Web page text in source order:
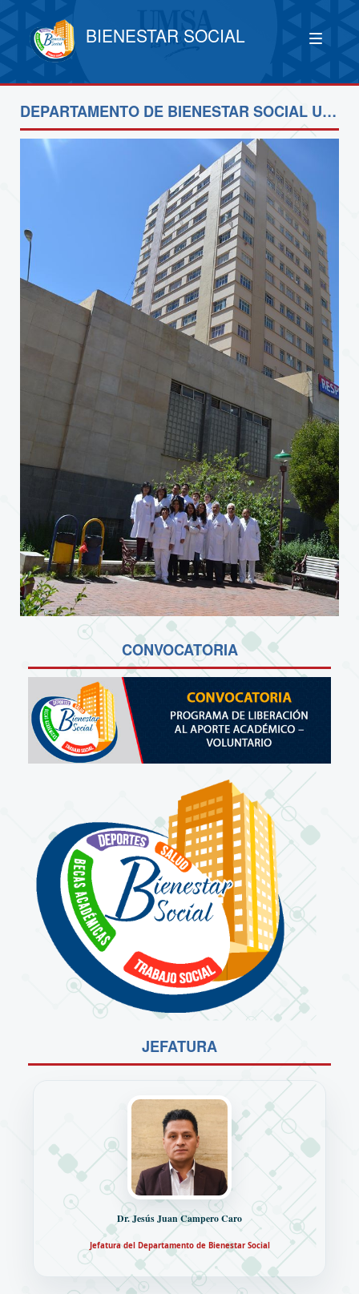
BIENESTAR SOCIAL
DEPARTAMENTO DE BIENESTAR SOCIAL UMSA
CONVOCATORIA
JEFATURA
Dr. Jesús Juan Campero Caro
Jefatura del Departamento de Bienestar Social